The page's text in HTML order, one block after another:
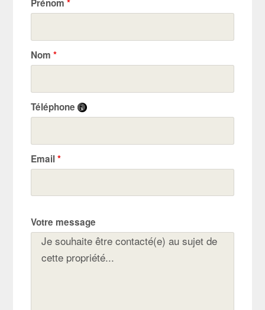
Prénom*
Nom*
Téléphone
Email*
Votre message